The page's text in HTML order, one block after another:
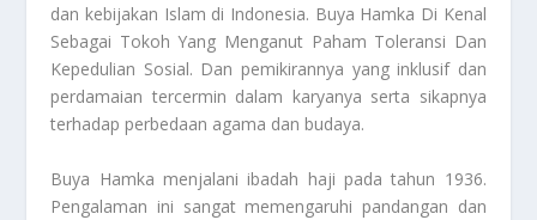
dan kebijakan Islam di Indonesia. Buya Hamka Di Kenal
Sebagai Tokoh Yang Menganut Paham Toleransi Dan
Kepedulian Sosial. Dan pemikirannya yang inklusif dan
perdamaian tercermin dalam karyanya serta sikapnya
terhadap perbedaan agama dan budaya.
Buya Hamka menjalani ibadah haji pada tahun 1936.
Pengalaman ini sangat memengaruhi pandangan dan